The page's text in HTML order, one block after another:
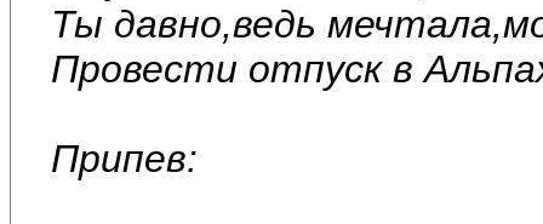
Ты давно,ведь
Провести отпуск в
Припев: